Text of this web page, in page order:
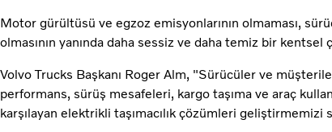
Motor gürültüsü ve egzoz emisyonlarının olmaması,
olmasının yanında daha sessiz ve daha temiz bir
Volvo Trucks Başkanı Roger Alm, "Sürücüler ve
performans, sürüş mesafeleri, kargo taşıma ve araç
karşılayan elektrikli taşımacılık çözümleri geliştirmemizi